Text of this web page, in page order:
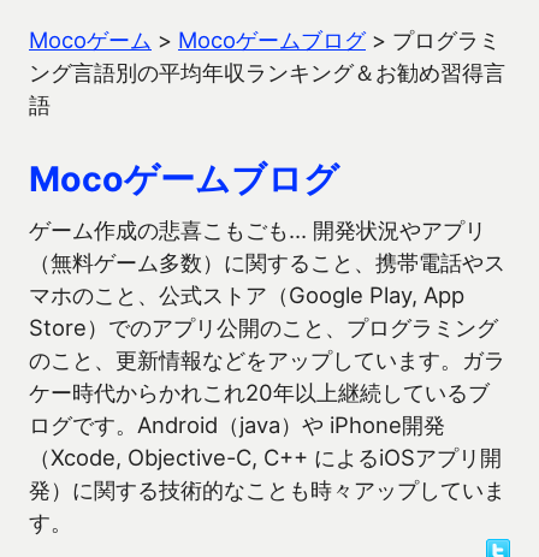
Mocoゲーム > Mocoゲームブログ> プログラミ
ング言語別の平均年収ランキング＆お勧め習得言
語
Mocoゲームブログ
ゲーム作成の悲喜こもごも… 開発状況やアプリ
（無料ゲーム多数）に関すること、携帯電話やス
マホのこと、公式ストア（Google Play, App
Store）でのアプリ公開のこと、プログラミング
のこと、更新情報などをアップしています。ガラ
ケー時代からかれこれ20年以上継続しているブ
ログです。Android（java）や iPhone開発
（Xcode, Objective-C, C++ によるiOSアプリ開
発）に関する技術的なことも時々アップしていま
す。